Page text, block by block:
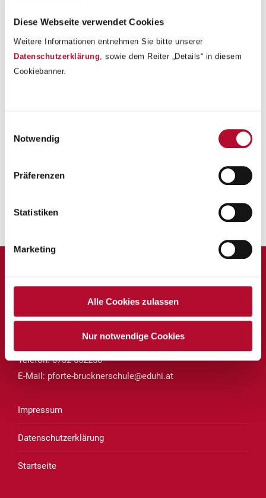
Diese Webseite verwendet Cookies
Weitere Informationen entnehmen Sie bitte unserer
Datenschutzerklärung , sowie dem Reiter „Details“ in diesem
Cookiebanner.
Notwendig
Präferenzen
Statistiken
Marketing
Alle Cookies zulassen
Nur notwendige Cookies
Zurück zur Übersicht
Private Volksschule und Mittelschule Linz
des Vereins für Franziskanische Bildung
Brucknerstraße 8
Telefon:0732 652256
E-Mail: pforte-brucknerschule@eduhi.at
Impressum
Datenschutzerklärung
Startseite